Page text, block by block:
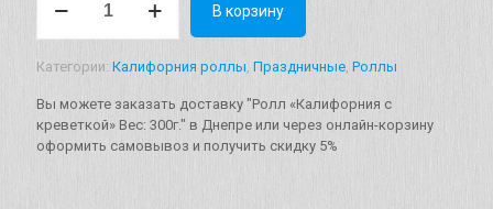
товара
с
креветкой"
300г.
В корзину
Категории: Калифорния роллы Праздничные Роллы
Вы можете заказать доставку "Ролл «Калифорния с
креветкой» Вес: 300г." в Днепре или через онлайн-корзину
оформить самовывоз и получить скидку 5%